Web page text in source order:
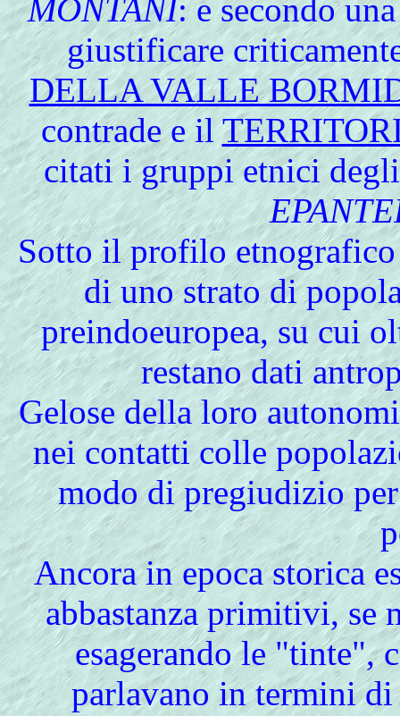
MONTANI: e secondo
giustificare
DELLA VALLE
contrade e il
citati i gruppi etnici
Sotto il profilo
di uno strato di
preindoeuropea, su cui
restano dati
Gelose della loro
nei contatti colle
modo di pregiudizio
Ancora in epoca storica
abbastanza primitivi,
esagerando le "tinte",
parlavano in termini